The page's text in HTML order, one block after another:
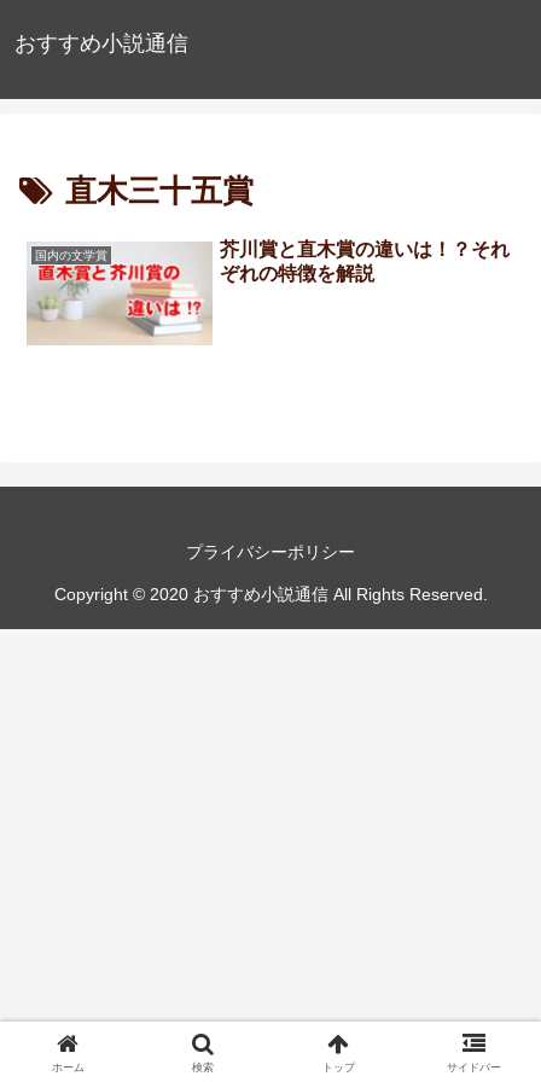
おすすめ小説通信
直木三十五賞
国内の文学賞
芥川賞と直木賞の違いは！？それ
ぞれの特徴を解説
プライバシーポリシー
Copyright © 2020 おすすめ小説通信 All Rights Reserved.
ホーム 検索 トップ サイドバー